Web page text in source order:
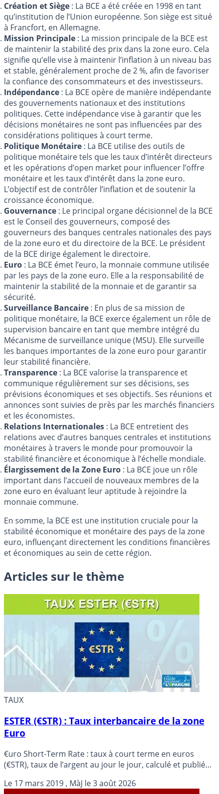
Création et Siège : La BCE a été créée en 1998 en tant
qu’institution de l’Union européenne. Son siège est situé
à Francfort, en Allemagne.
Mission Principale : La mission principale de la BCE est
de maintenir la stabilité des prix dans la zone euro. Cela
signifie qu’elle vise à maintenir l’inflation à un niveau bas
et stable, généralement proche de 2 %, afin de favoriser
la confiance des consommateurs et des investisseurs.
Indépendance : La BCE opère de manière indépendante
des gouvernements nationaux et des institutions
politiques. Cette indépendance vise à garantir que les
décisions monétaires ne sont pas influencées par des
considérations politiques à court terme.
Politique Monétaire : La BCE utilise des outils de
politique monétaire tels que les taux d’intérêt directeurs
et les opérations d’open market pour influencer l’offre
monétaire et les taux d’intérêt dans la zone euro.
L’objectif est de contrôler l’inflation et de soutenir la
croissance économique.
Gouvernance : Le principal organe décisionnel de la BCE
est le Conseil des gouverneurs, composé des
gouverneurs des banques centrales nationales des pays
de la zone euro et du directoire de la BCE. Le président
de la BCE dirige également le directoire.
Euro : La BCE émet l’euro, la monnaie commune utilisée
par les pays de la zone euro. Elle a la responsabilité de
maintenir la stabilité de la monnaie et de garantir sa
sécurité.
Surveillance Bancaire : En plus de sa mission de
politique monétaire, la BCE exerce également un rôle de
supervision bancaire en tant que membre intégré du
Mécanisme de surveillance unique (MSU). Elle surveille
les banques importantes de la zone euro pour garantir
leur stabilité financière.
Transparence : La BCE valorise la transparence et
communique régulièrement sur ses décisions, ses
prévisions économiques et ses objectifs. Ses réunions et
annonces sont suivies de près par les marchés financiers
et les économistes.
Relations Internationales : La BCE entretient des
relations avec d’autres banques centrales et institutions
monétaires à travers le monde pour promouvoir la
stabilité financière et économique à l’échelle mondiale.
Élargissement de la Zone Euro : La BCE joue un rôle
important dans l’accueil de nouveaux membres de la
zone euro en évaluant leur aptitude à rejoindre la
monnaie commune.
En somme, la BCE est une institution cruciale pour la
stabilité économique et monétaire des pays de la zone
euro, influençant directement les conditions financières
et économiques au sein de cette région.
Articles sur le thème
TAUX
ESTER (€STR) : Taux interbancaire de la zone
Euro
€uro Short-Term Rate : taux à court terme en euros
(€STR), taux de l’argent au jour le jour, calculé et publié
Le 17 mars 2019 , MàJ le3 août 2026